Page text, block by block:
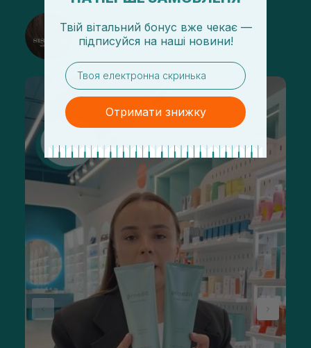
@sisters_stelmakh в Instagram
Підписатися
Твій вітальний бонус вже чекає —
підписуйся на наші новини!
email
Отримати знижку